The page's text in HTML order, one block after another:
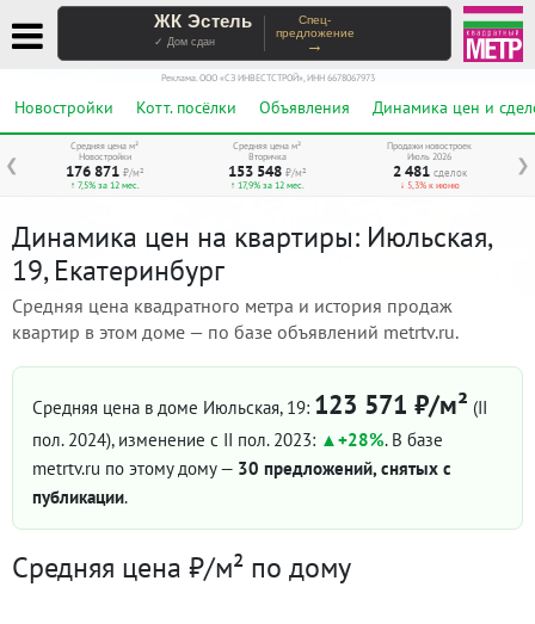
ЖК Эстель
✓ Дом сдан
Спец-
предложение
→
Реклама. ООО «СЗ ИНВЕСТСТРОЙ», ИНН 6678067973
Новостройки Котт. посёлки Объявления Динамика цен и
❮ ❯
Средняя цена м²
Новостройки
176 871 ₽/м²
↑ 7,5% за 12 мес.
Средняя цена м²
Вторичка
153 548 ₽/м²
↑ 17,9% за 12 мес.
Продажи новостроек
Июль 2026
2 481 сделок
↓ 5,3% к июню
Динамика цен на квартиры: Июльская,
19, Екатеринбург
Средняя цена квадратного метра и история продаж
квартир в этом доме — по базе объявлений metrtv.ru.
Средняя цена в доме Июльская, 19: 123 571 ₽/м² (II
пол. 2024), изменение с II пол. 2023: +28%. В базе
metrtv.ru по этому дому — 30 предложений, снятых с
публикации.
Средняя цена ₽/м² по дому